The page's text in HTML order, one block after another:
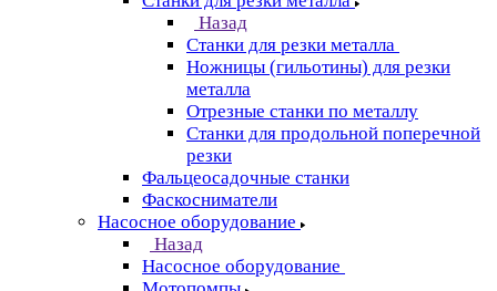
Назад
Станки для резки металла
Ножницы (гильотины) для резки
металла
Отрезные станки по металлу
Станки для продольной поперечной
резки
Фальцеосадочные станки
Фаскосниматели
Насосное оборудование
Назад
Насосное оборудование